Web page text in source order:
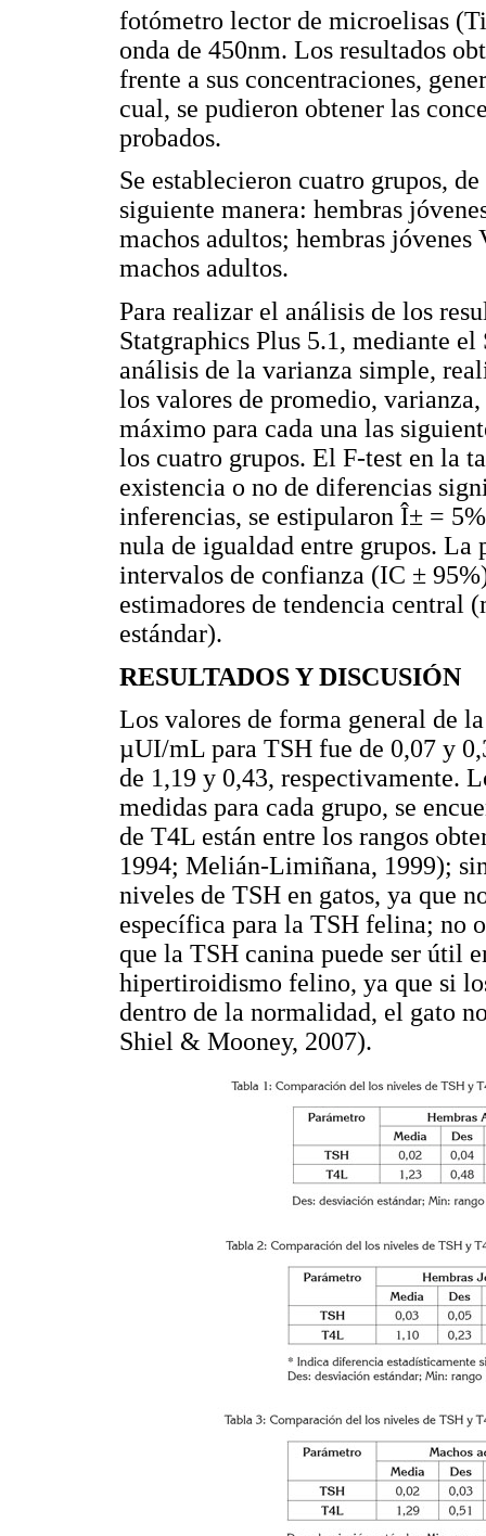
fotómetro lector de microelisas
onda de 450nm. Los resultados
frente a sus concentraciones,
cual, se pudieron obtener las
probados.
Se establecieron cuatro grupos,
siguiente manera: hembras
machos adultos; hembras jóvenes
machos adultos.
Para realizar el análisis de los
Statgraphics Plus 5.1, mediante
análisis de la varianza simple,
los valores de promedio,
máximo para cada una las
los cuatro grupos. El F-test en la
existencia o no de diferencias
inferencias, se estipularon Î± =
nula de igualdad entre grupos.
intervalos de confianza (IC ±
estimadores de tendencia central
estándar).
RESULTADOS Y DISCUSIÓN
Los valores de forma general de
µUI/mL para TSH fue de 0,07 y
de 1,19 y 0,43, respectivamente.
medidas para cada grupo, se
de T4L están entre los rangos
1994; Melián-Limiñana, 1999);
niveles de TSH en gatos, ya que
específica para la TSH felina; no
que la TSH canina puede ser útil
hipertiroidismo felino, ya que si
dentro de la normalidad, el gato
Shiel & Mooney, 2007).